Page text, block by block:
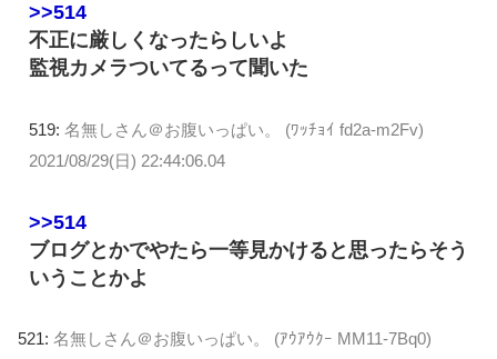
>>514
不正に厳しくなったらしいよ
監視カメラついてるって聞いた
519: 名無しさん＠お腹いっぱい。 (ﾜｯﾁｮｲ fd2a-m2Fv)
2021/08/29(日) 22:44:06.04
>>514
ブログとかでやたら一等見かけると思ったらそう
いうことかよ
521: 名無しさん＠お腹いっぱい。 (ｱｳｱｳｸｰ MM11-7Bq0)